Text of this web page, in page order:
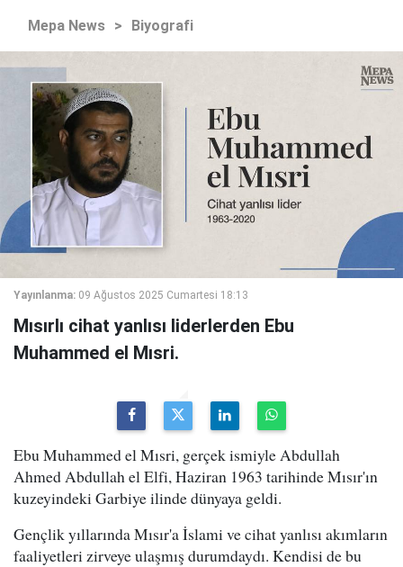
Mepa News > Biyografi
Yayınlanma: 09 Ağustos 2025 Cumartesi 18:13
Mısırlı cihat yanlısı liderlerden Ebu
Muhammed el Mısri.
Ebu Muhammed el Mısri, gerçek ismiyle Abdullah
Ahmed Abdullah el Elfi, Haziran 1963 tarihinde Mısır'ın
kuzeyindeki Garbiye ilinde dünyaya geldi.
Gençlik yıllarında Mısır'a İslami ve cihat yanlısı akımların
faaliyetleri zirveye ulaşmış durumdaydı. Kendisi de bu